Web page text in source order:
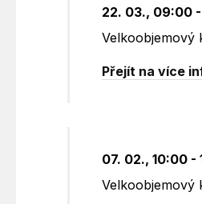
22. 03., 09:00
Velkoobjemový
Přejít na více
07. 02., 10:00 -
Velkoobjemový